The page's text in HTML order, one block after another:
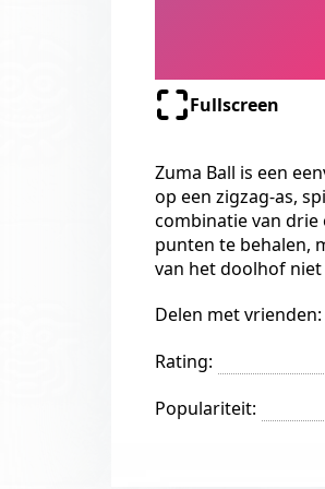
Fullscreen
Zuma Ball is een
op een zigzag-as,
combinatie van drie
punten te behalen,
van het doolhof
Delen met vrienden:
Rating:
Populariteit: